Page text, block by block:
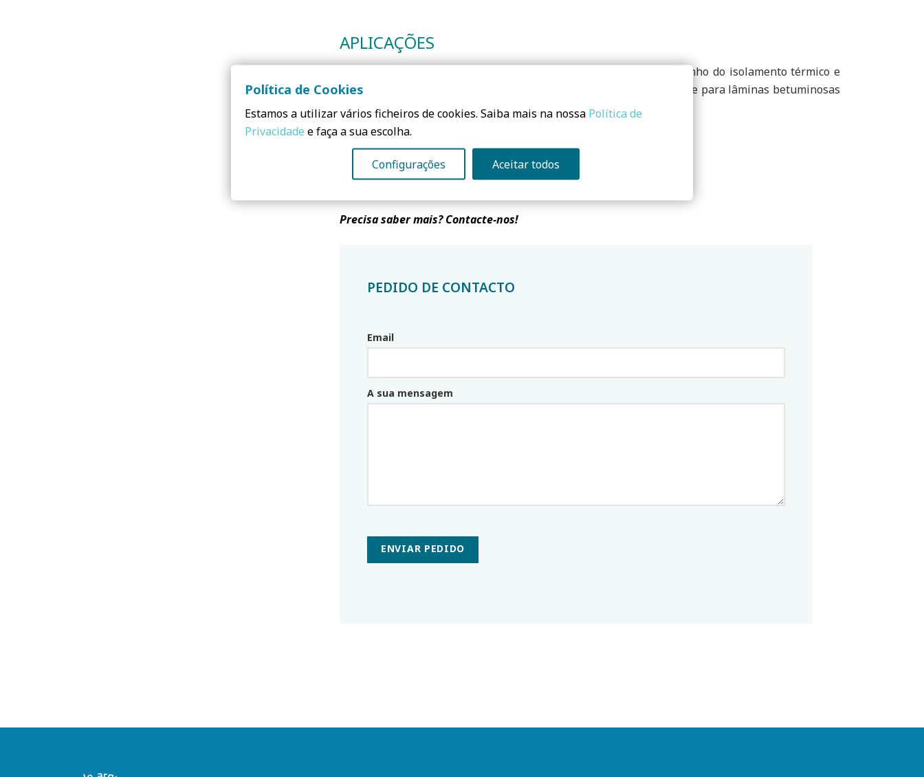
APLICAÇÕES
De Instalação rápida e fácil, só requer 1 fixação. Elevado desempenho do isolamento térmico e
acústico em telhados de metal leves e de baixa manutenção. Suponte para lâminas betuminosas
e sintéticas.
Precisa saber mais? Contacte-nos!
PEDIDO DE CONTACTO
Email
A sua mensagem
ENVIAR PEDIDO
Política de Cookies
Estamos a utilizar vários ficheiros de cookies. Saiba mais na nossa Política de
Privacidade e faça a sua escolha.
Configurações Aceitar todos